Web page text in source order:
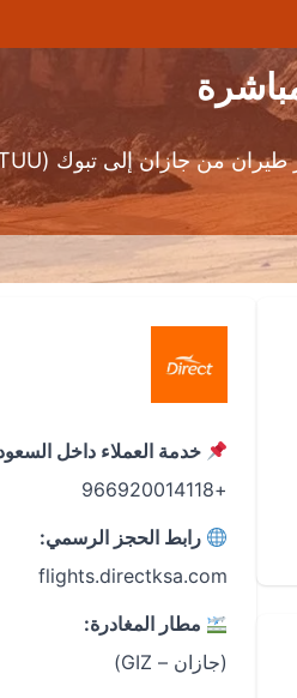
خدمة العملاء داخل
+966920014118
رابط الحجز الرسمي:
flights.directksa.com
مطار المغادرة:
(جازان – GIZ)